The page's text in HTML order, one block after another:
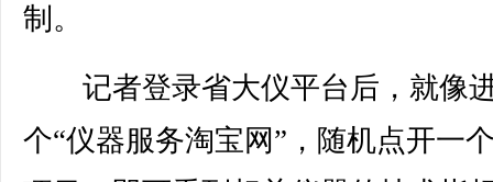
制。
记者登录省大仪平台后，就像
个“仪器服务淘宝网”，随机点开一